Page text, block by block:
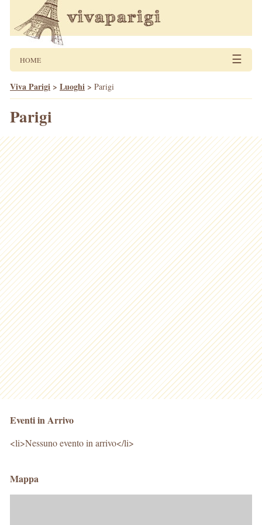
HOME ☰
Viva Parigi > Luoghi > Parigi
Parigi
Eventi in Arrivo
<li>Nessuno evento in arrivo</li>
Mappa